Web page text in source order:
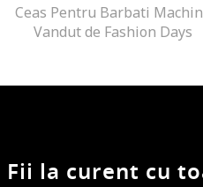
Ceas Pentru Barbati
Vandut de Fashion Days
Fii la curent cu